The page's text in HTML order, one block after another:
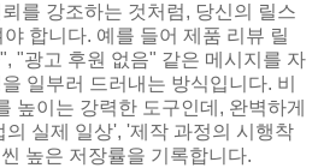
를 강조하는 것처럼, 당신의 릴스
합니다. 예를 들어 제품 리뷰 릴
"광고 후원 없음" 같은 메시지를 자
일부러 드러내는 방식입니다. 비
높이는 강력한 도구인데, 완벽하게
실제 일상', '제작 과정의 시행착
높은 저장률을 기록합니다.